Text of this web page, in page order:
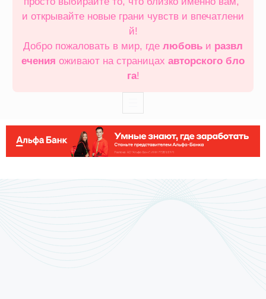
и открывайте новые грани чувств и впечатлени
й!
Добро пожаловать в мир, где любовь и развл
ечения оживают на страницах авторского бло
га!